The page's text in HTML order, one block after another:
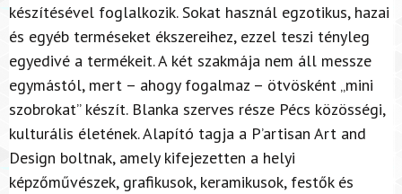
készítésével foglalkozik. Sokat használ egzotikus, hazai
és egyéb terméseket ékszereihez, ezzel teszi tényleg
egyedivé a termékeit. A két szakmája nem áll messze
egymástól, mert – ahogy fogalmaz – ötvösként „mini
szobrokat” készít. Blanka szerves része Pécs közösségi,
kulturális életének. Alapító tagja a P’artisan Art and
Design boltnak, amely kifejezetten a helyi
képzőművészek, grafikusok, keramikusok, festők és